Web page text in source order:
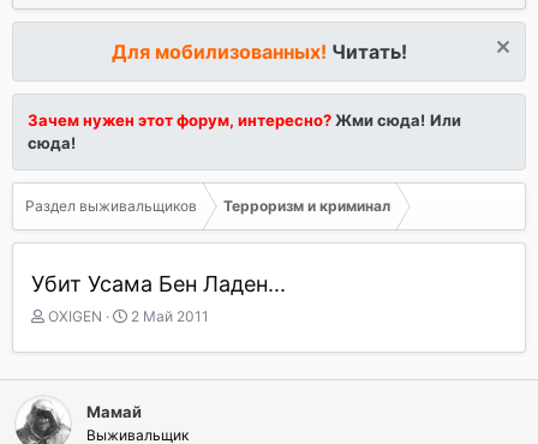
Для мобилизованных! Читать!
Зачем нужен этот форум, интересно?Жми сюда! Или
сюда!
Раздел выживальщиков Терроризм и криминал
Убит Усама Бен Ладен...
А
т
о
р
т
OXIGEN
Д
т
а
н
а
2 Май 2011
Мамай
Выживальщик